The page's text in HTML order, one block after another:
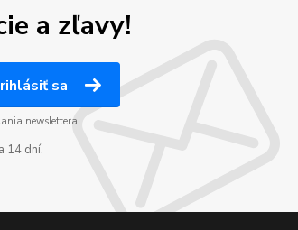
a zľavy!
sa
newslettera.
14 dní.